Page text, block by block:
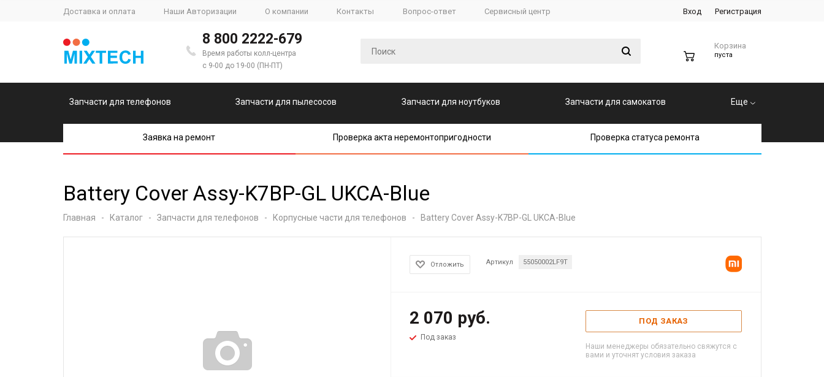
Доставка и оплата Наши Авторизации О компании Контакты Вопрос-ответ Сервисный центр Вход Регистрация
8 800 2222-679
Время работы колл-центра
с 9-00 до 19-00 (ПН-ПТ)
Корзина
пуста
Запчасти для телефонов Запчасти для пылесосов Запчасти для ноутбуков Запчасти для самокатов Еще
Заявка на ремонт Проверка акта неремонтопригодности Проверка статуса ремонта
Battery Cover Assy-K7BP-GL UKCA-Blue
Главная - Каталог - Запчасти для телефонов - Корпусные части для телефонов - Battery Cover Assy-K7BP-GL UKCA-Blue
Отложить Артикул 55050002LF9T
2 070 руб.
Под заказ
ПОД ЗАКАЗ
Наши менеджеры обязательно свяжутся с
вами и уточнят условия заказа